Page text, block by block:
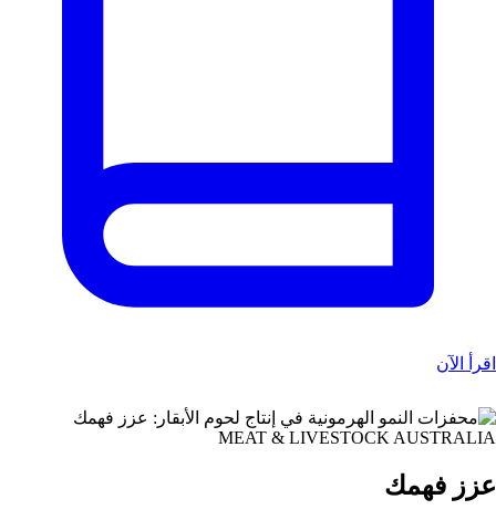
اقرأ الآن
MEAT & LIVESTOCK AUSTRALIA
عزز فهمك